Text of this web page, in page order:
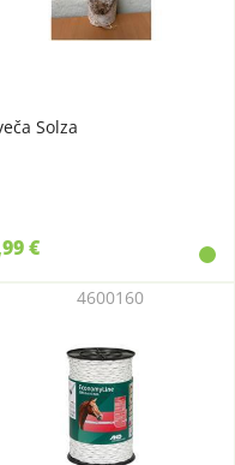
Solza
€
4600160